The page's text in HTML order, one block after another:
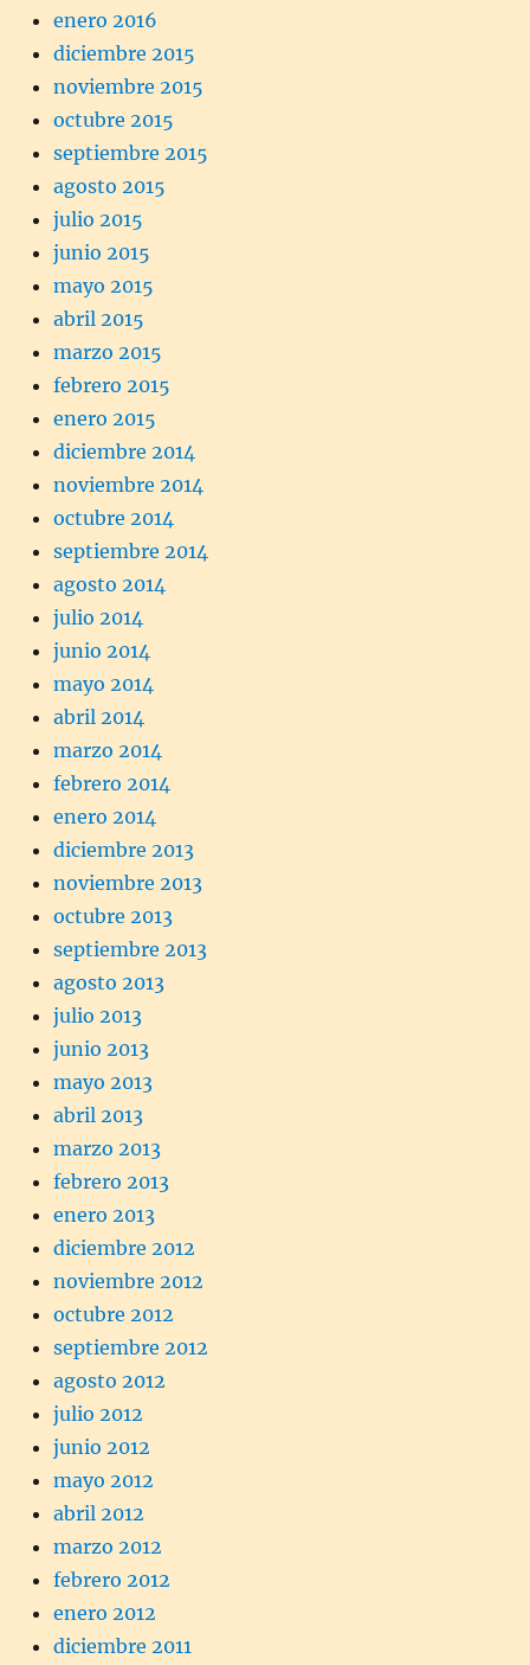
enero 2016
diciembre 2015
noviembre 2015
octubre 2015
septiembre 2015
agosto 2015
julio 2015
junio 2015
mayo 2015
abril 2015
marzo 2015
febrero 2015
enero 2015
diciembre 2014
noviembre 2014
octubre 2014
septiembre 2014
agosto 2014
julio 2014
junio 2014
mayo 2014
abril 2014
marzo 2014
febrero 2014
enero 2014
diciembre 2013
noviembre 2013
octubre 2013
septiembre 2013
agosto 2013
julio 2013
junio 2013
mayo 2013
abril 2013
marzo 2013
febrero 2013
enero 2013
diciembre 2012
noviembre 2012
octubre 2012
septiembre 2012
agosto 2012
julio 2012
junio 2012
mayo 2012
abril 2012
marzo 2012
febrero 2012
enero 2012
diciembre 2011